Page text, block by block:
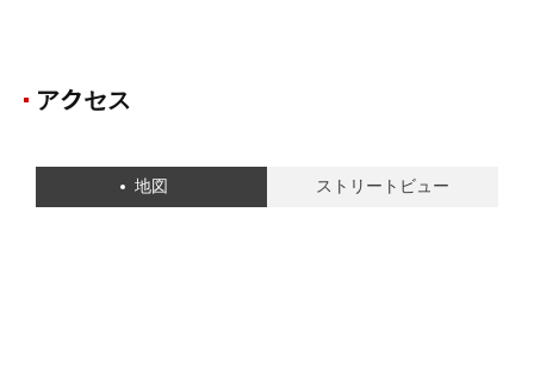
アクセス
地図 ストリートビュー